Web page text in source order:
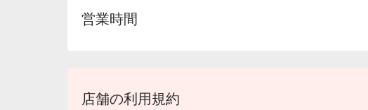
営業時間
店舗の利用規約